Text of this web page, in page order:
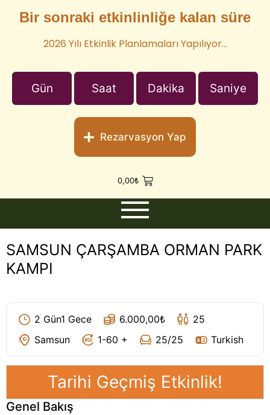
Bir sonraki etkinlinliğe kalan süre
2026 Yılı Etkinlik Planlamaları Yapılıyor…
Gün Saat Dakika Saniye
Rezarvasyon Yap
0,00₺
SAMSUN ÇARŞAMBA ORMAN PARK
KAMPI
2 Gün1 Gece 6.000,00₺
25
Samsun
1-60 + 25/25 Turkish
Tarihi Geçmiş Etkinlik!
Genel Bakış